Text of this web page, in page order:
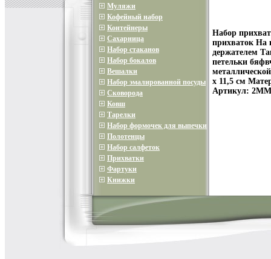
Муляжи
Кофейный набор
Контейнеры
Сахарница
Набор стаканов
Набор бокалов
Вешалки
Набор эмалированной посуды
Сковорода
Ковш
Тарелки
Набор формочек для выпечки
Полотенцы
Набор салфеток
Прихватки
Фартуки
Книжки
Набор
прихваток На
держателем
петельки
х 11,5 см
Артикул: